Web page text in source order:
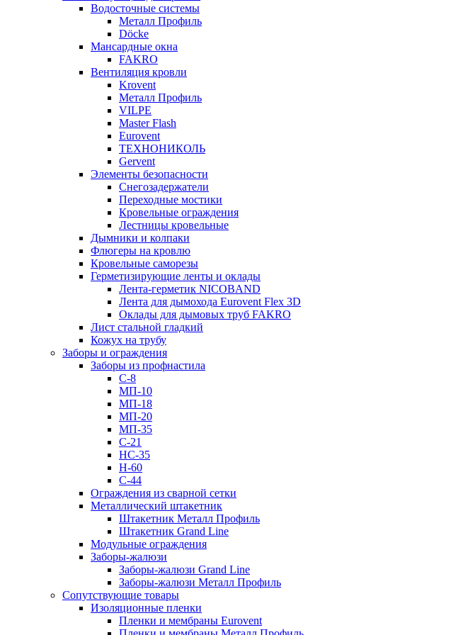
Водосточные системы
Металл Профиль
Döcke
Мансардные окна
FAKRO
Вентиляция кровли
Krovent
Металл Профиль
VILPE
Master Flash
Eurovent
ТЕХНОНИКОЛЬ
Gervent
Элементы безопасности
Снегозадержатели
Переходные мостики
Кровельные ограждения
Лестницы кровельные
Дымники и колпаки
Флюгеры на кровлю
Кровельные саморезы
Герметизирующие ленты и оклады
Лента-герметик NICOBAND
Лента для дымохода Eurovent Flex 3D
Оклады для дымовых труб FAKRO
Лист стальной гладкий
Кожух на трубу
Заборы и ограждения
Заборы из профнастила
С-8
МП-10
МП-18
МП-20
МП-35
С-21
НС-35
Н-60
С-44
Ограждения из сварной сетки
Металлический штакетник
Штакетник Металл Профиль
Штакетник Grand Line
Модульные ограждения
Заборы-жалюзи
Заборы-жалюзи Grand Line
Заборы-жалюзи Металл Профиль
Сопутствующие товары
Изоляционные пленки
Пленки и мембраны Eurovent